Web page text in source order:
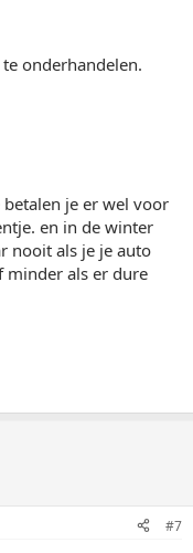
onderhandelen.
je er wel voor
en in de winter
nooit als je je auto
minder als er dure
#7